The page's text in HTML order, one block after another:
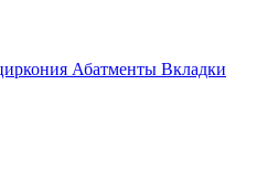
Абатменты Вкладки